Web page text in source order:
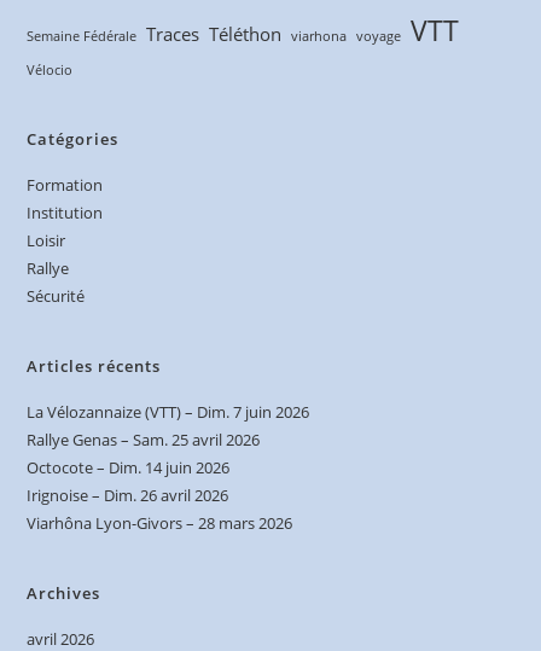
Semaine Fédérale Traces Téléthon viarhona voyage VTT
Vélocio
Catégories
Formation
Institution
Loisir
Rallye
Sécurité
Articles récents
La Vélozannaize (VTT) – Dim. 7 juin 2026
Rallye Genas – Sam. 25 avril 2026
Octocote – Dim. 14 juin 2026
Irignoise – Dim. 26 avril 2026
Viarhôna Lyon-Givors – 28 mars 2026
Archives
avril 2026